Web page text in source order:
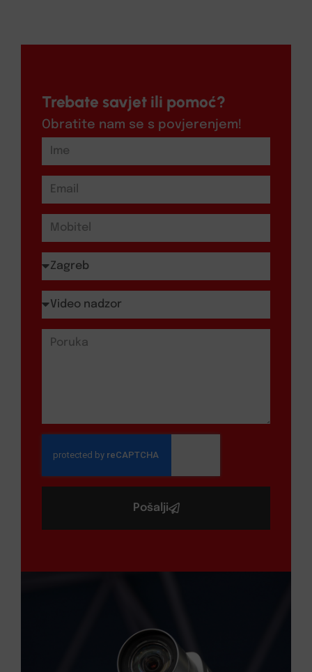
Trebate savjet ili pomoć?
Obratite nam se s povjerenjem!
Pošalji